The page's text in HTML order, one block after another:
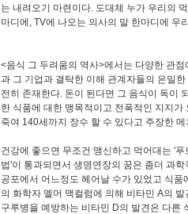
는 내려오기 마련이다. 도대체 누가 우리의
마디에, TV에 나오는 의사의 말 한마디에 우
<음식 그 두려움의 역사>에서는 다양한 관
과 그 기업과 결탁한 이해 관계자들의 은밀
전히 존재한다. 돈이 된다면 그 음식이 독이
한 식품에 대한 맹목적이고 전폭적인 지지
죽여 140세까지 장수 할 수 있다고 주장한
건강에 좋으면 무조건 맹신하고 먹어대는 '
법'이 통과되면서 생명연장의 꿈은 좀더 과
공포에서 어느정도 헤어날 수가 있었고 식
의 화학자 엘머 맥컬럼에 의해 비타민 A의
구루병을 예방하는 비타민 D의 발견은 다른